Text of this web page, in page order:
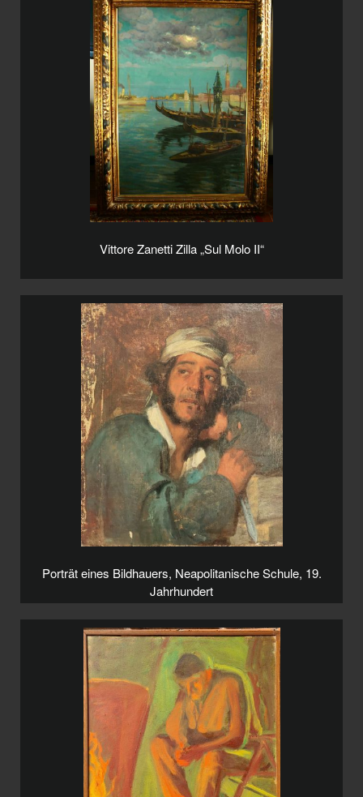
Vittore Zanetti Zilla „Sul Molo II“
Porträt eines Bildhauers, Neapolitanische Schule, 19.
Jahrhundert